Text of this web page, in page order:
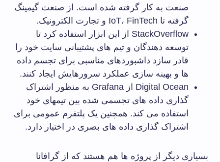
صنعت به کار گرفته شده است. از صنعت گیمینگ
گرفته تا IoT، FinTech و تجارت الکترونیک.
StackOverflow از این ابزار استفاده کرد تا
توسعه دهندگان و تیم های پشتیبانی سایت خود را
قادر سازد داشبوردهای مناسبی برای تجسم داده
ها و بهینه سازی عملکرد سرورهایش ایجاد کنند.
Digital Ocean از Grafana به منظور اشتراک
گذاری داده های تجسمی شده بین تیمهای خود
استفاده می کند. همچنین یک پلتفرم عمومی برای
اشتراک گذاری داده های بصری در اختیار دارد.
بسیاری دیگر از پروژه ها هم هستند که از گرافانا